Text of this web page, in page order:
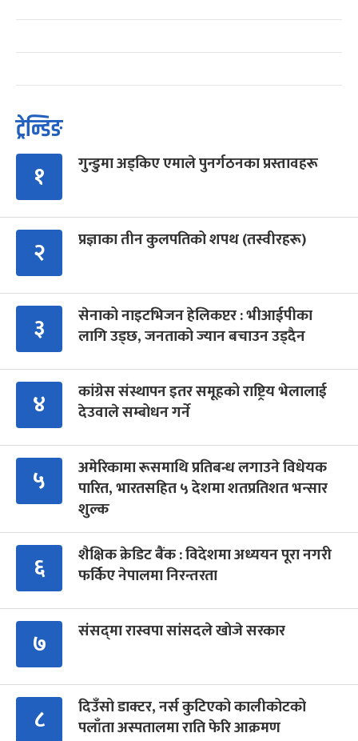
ट्रेन्डिङ
१ गुन्डुमा अड्किए एमाले पुनर्गठनका प्रस्तावहरू
२ प्रज्ञाका तीन कुलपतिको शपथ (तस्वीरहरू)
३
सेनाको नाइटभिजन हेलिकप्टर : भीआईपीका
लागि उड्छ, जनताको ज्यान बचाउन उड्दैन
४
कांग्रेस संस्थापन इतर समूहको राष्ट्रिय भेलालाई
देउवाले सम्बोधन गर्ने
५
अमेरिकामा रूसमाथि प्रतिबन्ध लगाउने विधेयक
पारित, भारतसहित ५ देशमा शतप्रतिशत भन्सार
शुल्क
६
शैक्षिक क्रेडिट बैंक : विदेशमा अध्ययन पूरा नगरी
फर्किए नेपालमा निरन्तरता
७ संसद्‍मा रास्वपा सांसदले खोजे सरकार
८
दिउँसो डाक्टर, नर्स कुटिएको कालीकोटको
पलाँता अस्पतालमा राति फेरि आक्रमण